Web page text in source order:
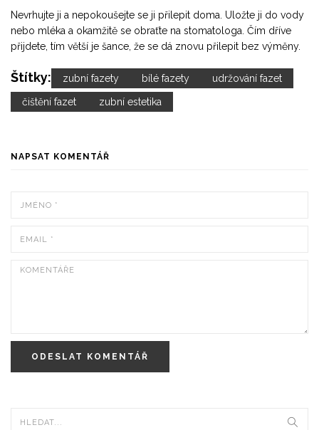
Nevrhujte ji a nepokoušejte se ji přilepit doma. Uložte ji do vody
nebo mléka a okamžitě se obraťte na stomatologa. Čím dříve
přijdete, tím větší je šance, že se dá znovu přilepit bez výměny.
Štítky: zubní fazety bílé fazety udržování fazet
čištění fazet zubní estetika
NAPSAT KOMENTÁŘ
ODESLAT KOMENTÁŘ